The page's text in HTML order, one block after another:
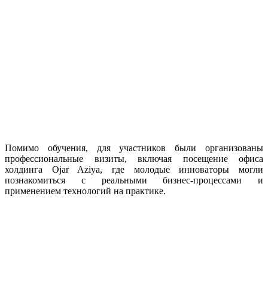
Помимо обучения, для участников были организованы
профессиональные визиты, включая посещение офиса
холдинга Ojar Aziya, где молодые инноваторы могли
познакомиться с реальными бизнес-процессами и
применением технологий на практике.